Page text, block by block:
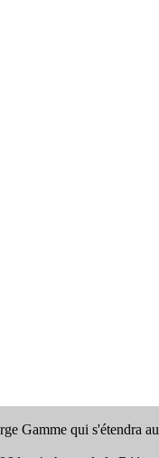
Gamme qui s'étendra